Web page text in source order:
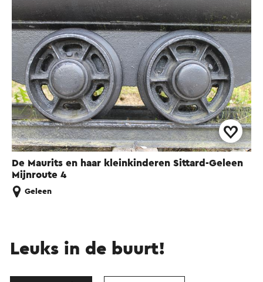
De Maurits en haar kleinkinderen Sittard-Geleen
Mijnroute 4
Geleen
Leuks in de buurt!